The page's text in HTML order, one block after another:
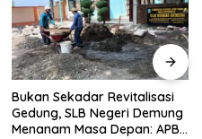
Bukan Sekadar Revitalisasi
Gedung, SLB Negeri Demung
Menanam Masa Depan: APBN